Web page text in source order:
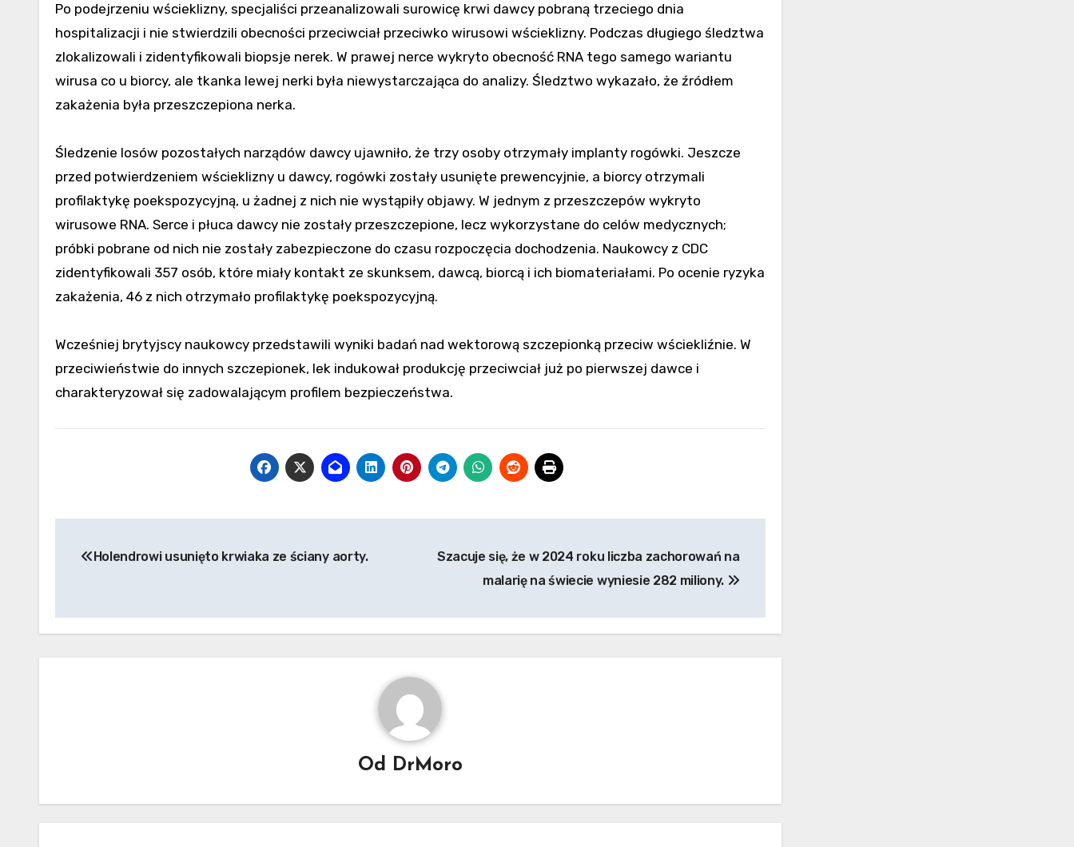
Po podejrzeniu wścieklizny, specjaliści przeanalizowali surowicę krwi dawcy pobraną trzeciego dnia
hospitalizacji i nie stwierdzili obecności przeciwciał przeciwko wirusowi wścieklizny. Podczas długiego śledztwa
zlokalizowali i zidentyfikowali biopsje nerek. W prawej nerce wykryto obecność RNA tego samego wariantu
wirusa co u biorcy, ale tkanka lewej nerki była niewystarczająca do analizy. Śledztwo wykazało, że źródłem
zakażenia była przeszczepiona nerka.
Śledzenie losów pozostałych narządów dawcy ujawniło, że trzy osoby otrzymały implanty rogówki. Jeszcze
przed potwierdzeniem wścieklizny u dawcy, rogówki zostały usunięte prewencyjnie, a biorcy otrzymali
profilaktykę poekspozycyjną, u żadnej z nich nie wystąpiły objawy. W jednym z przeszczepów wykryto
wirusowe RNA. Serce i płuca dawcy nie zostały przeszczepione, lecz wykorzystane do celów medycznych;
próbki pobrane od nich nie zostały zabezpieczone do czasu rozpoczęcia dochodzenia. Naukowcy z CDC
zidentyfikowali 357 osób, które miały kontakt ze skunksem, dawcą, biorcą i ich biomateriałami. Po ocenie ryzyka
zakażenia, 46 z nich otrzymało profilaktykę poekspozycyjną.
Wcześniej brytyjscy naukowcy przedstawili wyniki badań nad wektorową szczepionką przeciw wściekliźnie. W
przeciwieństwie do innych szczepionek, lek indukował produkcję przeciwciał już po pierwszej dawce i
charakteryzował się zadowalającym profilem bezpieczeństwa.
po
Holendrowi usunięto krwiaka ze ściany aorty.
Szacuje się, że w 2024 roku liczba zachorowań na
malarię na świecie wyniesie 282 miliony.
Od DrMoro